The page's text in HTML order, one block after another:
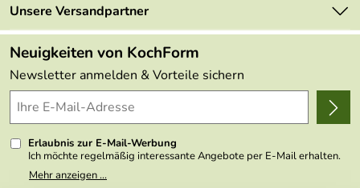
Retourenportal
FAQs
Lieferbedingungen
Delivery Terms
Kundenlogin
Angebote
Made in Germany
Themen
Wir über uns
Presse
Unsere Versandpartner
Neuigkeiten von KochForm
Newsletter anmelden & Vorteile sichern
Erlaubnis zur E-Mail-Werbung
Ich möchte regelmäßig interessante Angebote per E-Mail erhalten.
Meine E-Mail-Adresse wird nicht an andere Unternehmen
weitergegeben. Zu statistischen Zwecken wird in anonymer Form
Mehr anzeigen ...